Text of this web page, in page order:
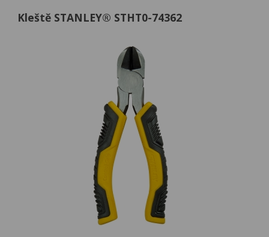
Kleště STANLEY® STHT0-74362